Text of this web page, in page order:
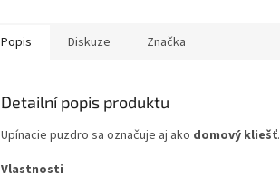
Popis Diskuze Značka
Detailní popis produktu
Upínacie puzdro sa označuje aj ako domový kliešť.
Vlastnosti